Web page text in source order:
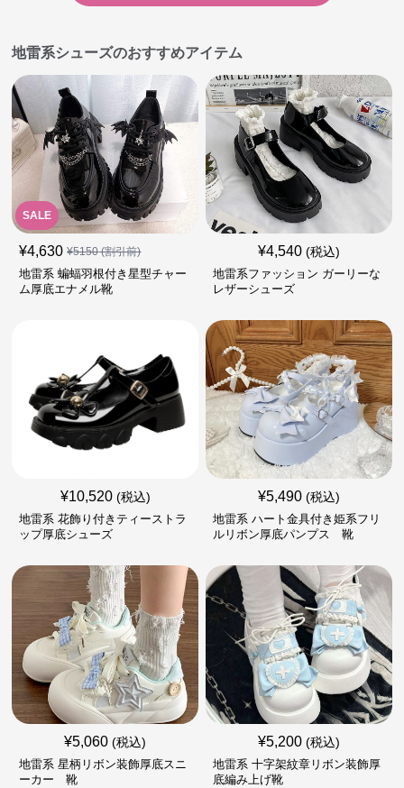
地雷系シューズのおすすめアイテム
SALE
¥4,630 ¥5150(割引前)
地雷系 蝙蝠羽根付き星型チャー
ム厚底エナメル靴
¥4,540 (税込)
地雷系ファッション ガーリーな
レザーシューズ
¥10,520 (税込)
地雷系 花飾り付きティーストラ
ップ厚底シューズ
¥5,490 (税込)
地雷系 ハート金具付き姫系フリ
ルリボン厚底パンプス 靴
¥5,060 (税込)
地雷系 星柄リボン装飾厚底スニ
ーカー 靴
¥5,200 (税込)
地雷系 十字架紋章リボン装飾厚
底編み上げ靴